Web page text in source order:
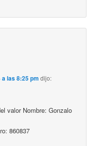
las 8:25 pm dijo:
valor Nombre: Gonzalo
860837